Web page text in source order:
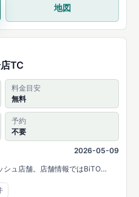
地図
TC
料金目安
無料
予約
不要
2026-05-09
シュ店舗。店舗情報ではBiTO
エルスペースを案内していま